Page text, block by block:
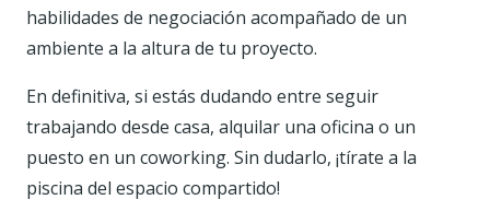
habilidades de negociación acompañado de un
ambiente a la altura de tu proyecto.
En definitiva, si estás dudando entre seguir
trabajando desde casa, alquilar una oficina o un
puesto en un coworking. Sin dudarlo, ¡tírate a la
piscina del espacio compartido!